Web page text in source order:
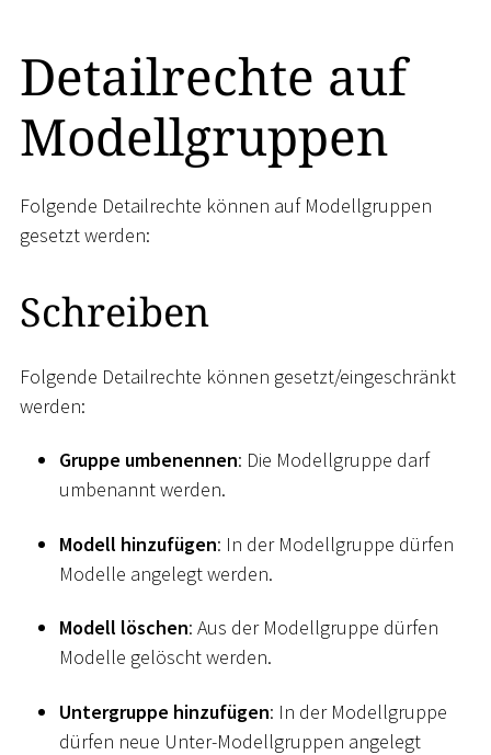
Detailrechte auf
Modellgruppen
Folgende Detailrechte können auf Modellgruppen
gesetzt werden:
Schreiben
Folgende Detailrechte können gesetzt/eingeschränkt
werden:
Gruppe umbenennen: Die Modellgruppe darf
umbenannt werden.
Modell hinzufügen: In der Modellgruppe dürfen
Modelle angelegt werden.
Modell löschen: Aus der Modellgruppe dürfen
Modelle gelöscht werden.
Untergruppe hinzufügen: In der Modellgruppe
dürfen neue Unter-Modellgruppen angelegt